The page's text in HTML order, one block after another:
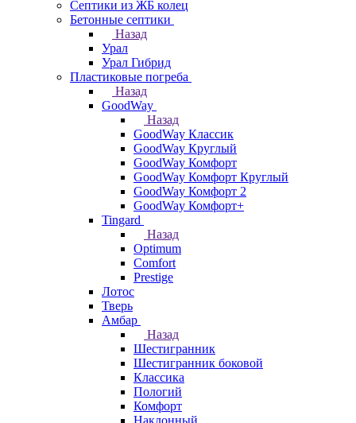
Септики из ЖБ колец
Бетонные септики
Назад
Урал
Урал Гибрид
Пластиковые погреба
Назад
GoodWay
Назад
GoodWay Классик
GoodWay Круглый
GoodWay Комфорт
GoodWay Комфорт Круглый
GoodWay Комфорт 2
GoodWay Комфорт+
Tingard
Назад
Optimum
Comfort
Prestige
Лотос
Тверь
Амбар
Назад
Шестигранник
Шестигранник боковой
Классика
Пологий
Комфорт
Наклонный